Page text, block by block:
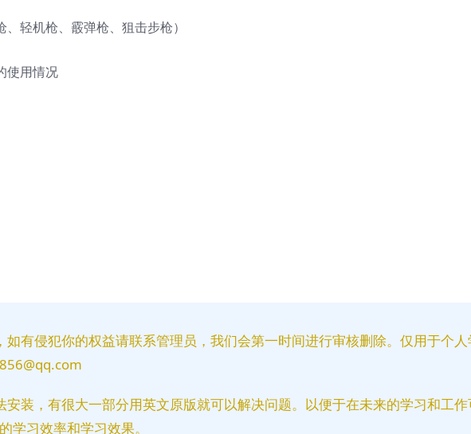
轻机枪、霰弹枪、狙击步枪）
使用情况
有侵犯你的权益请联系管理员，我们会第一时间进行审核删除。仅用于个
装，有很大一部分用英文原版就可以解决问题。以便于在未来的学习和工
学习效率和学习效果。